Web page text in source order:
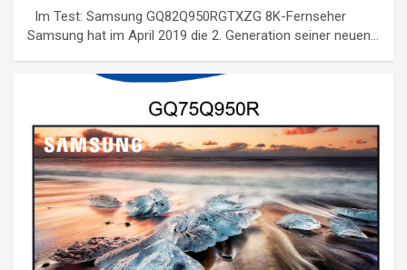
Im Test: Samsung GQ82Q950RGTXZG 8K-Fernseher
Samsung hat im April 2019 die 2. Generation seiner neuen…